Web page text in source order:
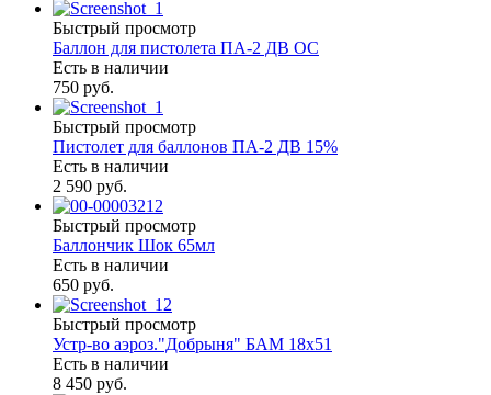
Быстрый просмотр
Баллон для пистолета ПА-2 ДВ ОС
Есть в наличии
750 руб.
Быстрый просмотр
Пистолет для баллонов ПА-2 ДВ 15%
Есть в наличии
2 590 руб.
Быстрый просмотр
Баллончик Шок 65мл
Есть в наличии
650 руб.
Быстрый просмотр
Устр-во аэроз."Добрыня" БАМ 18х51
Есть в наличии
8 450 руб.